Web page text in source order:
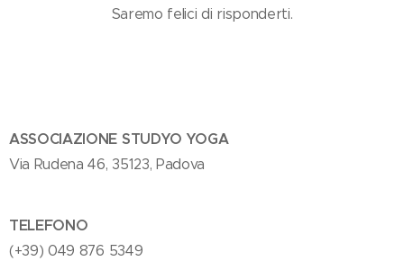
Saremo felici di risponderti.
ASSOCIAZIONE STUDYO YOGA
Via Rudena 46, 35123, Padova
TELEFONO
(+39) 049 876 5349